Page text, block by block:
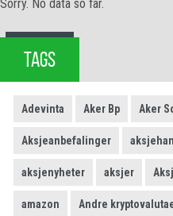
Sorry. No data so far.
TAGS
Adevinta Aker Bp Aker
Aksjeanbefalinger
aksjenyheter aksjer
amazon Andre